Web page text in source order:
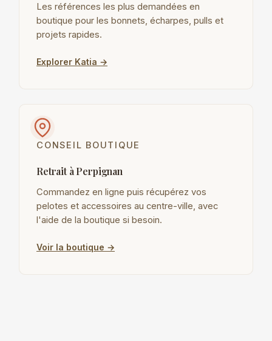
Les références les plus demandées en
boutique pour les bonnets, écharpes, pulls et
projets rapides.
Explorer Katia →
CONSEIL BOUTIQUE
Retrait à Perpignan
Commandez en ligne puis récupérez vos
pelotes et accessoires au centre-ville, avec
l'aide de la boutique si besoin.
Voir la boutique →